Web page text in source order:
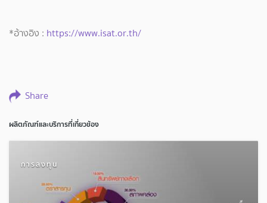
*อ้างอิง : https://www.isat.or.th/
Share
ผลิตภัณฑ์และบริการที่เกี่ยวข้อง
การลงทุน